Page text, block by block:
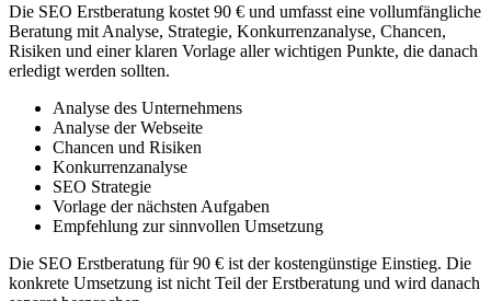
Die SEO Erstberatung kostet 90 € und umfasst eine vollumfängliche
Beratung mit Analyse, Strategie, Konkurrenzanalyse, Chancen,
Risiken und einer klaren Vorlage aller wichtigen Punkte, die danach
erledigt werden sollten.
Analyse des Unternehmens
Analyse der Webseite
Chancen und Risiken
Konkurrenzanalyse
SEO Strategie
Vorlage der nächsten Aufgaben
Empfehlung zur sinnvollen Umsetzung
Die SEO Erstberatung für 90 € ist der kostengünstige Einstieg. Die
konkrete Umsetzung ist nicht Teil der Erstberatung und wird danach